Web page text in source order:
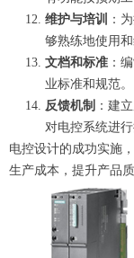
维护与培训
：
够熟练地使用和
文档和标准 ：
业标准和规范。
反馈机制 ：建
对电控系统进
电控设计的成功实施
生产成本，提升产品